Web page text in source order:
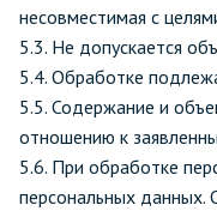
несовместимая с
5.3. Не допускается
5.4. Обработке
5.5. Содержание и
отношению к
5.6. При обработке
персональных данных.